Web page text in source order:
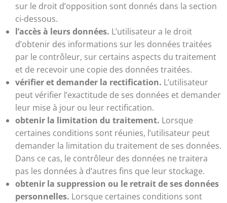
sur le droit d’opposition sont donnés dans la section
ci-dessous.
l’accès à leurs données. L’utilisateur a le droit
d’obtenir des informations sur les données traitées
par le contrôleur, sur certains aspects du traitement
et de recevoir une copie des données traitées.
vérifier et demander la rectification. L’utilisateur
peut vérifier l’exactitude de ses données et demander
leur mise à jour ou leur rectification.
obtenir la limitation du traitement. Lorsque
certaines conditions sont réunies, l’utilisateur peut
demander la limitation du traitement de ses données.
Dans ce cas, le contrôleur des données ne traitera
pas les données à d’autres fins que leur stockage.
obtenir la suppression ou le retrait de ses données
personnelles. Lorsque certaines conditions sont